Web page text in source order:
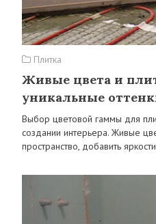
Плитка
Живые цвета и
уникальные
Выбор цветовой гаммы для
создании интерьера. Живые
пространство, добавить